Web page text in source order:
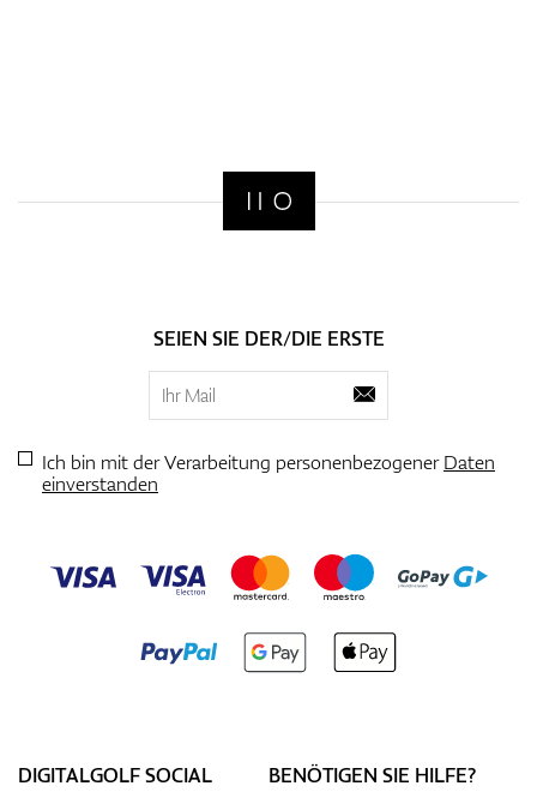
SEIEN SIE DER/DIE ERSTE
Ich bin mit der Verarbeitung personenbezogenerDaten
einverstanden
DIGITALGOLF SOCIAL
BENÖTIGEN SIE HILFE?